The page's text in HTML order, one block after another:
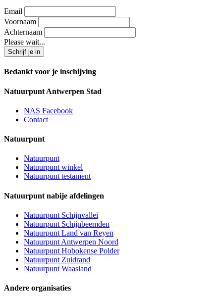
Email
Voornaam
Achternaam
Please wait...
Bedankt voor je inschijving
Natuurpunt Antwerpen Stad
NAS Facebook
Contact
Natuurpunt
Natuurpunt
Natuurpunt winkel
Natuurpunt testament
Natuurpunt nabije afdelingen
Natuurpunt Schijnvallei
Natuurpunt Schijnbeemden
Natuurpunt Land van Reyen
Natuurpunt Antwerpen Noord
Natuurpunt Hobokense Polder
Natuurpunt Zuidrand
Natuurpunt Waasland
Andere organisaties